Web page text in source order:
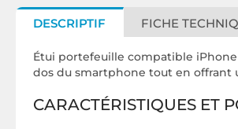
DESCRIPTIF FICHE
Étui portefeuille compatible
dos du smartphone tout en
CARACTÉRISTIQUES ET